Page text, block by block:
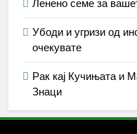
Ленено семе за
Убоди и угризи од
очекувате
Рак кај Кучињата и
Знаци